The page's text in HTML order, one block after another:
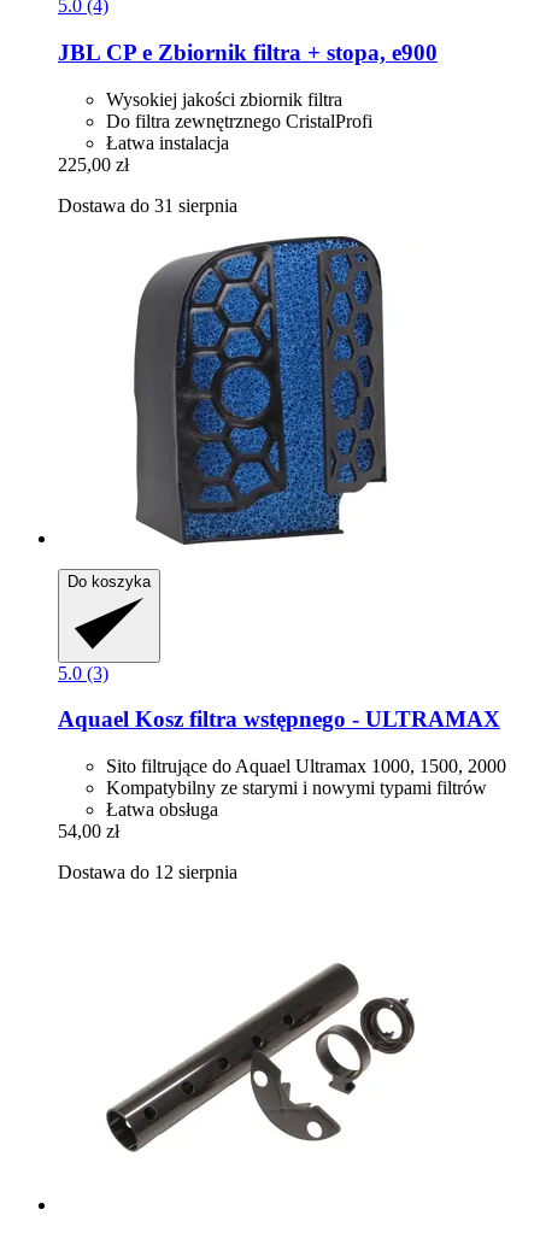
5.0 (4)
JBL CP e Zbiornik filtra + stopa, e900
Wysokiej jakości zbiornik filtra
Do filtra zewnętrznego CristalProfi
Łatwa instalacja
225,00 zł
Dostawa do 31 sierpnia
Do koszyka
5.0 (3)
Aquael Kosz filtra wstępnego -​ ULTRAMAX
Sito filtrujące do Aquael Ultramax 1000, 1500, 2000
Kompatybilny ze starymi i nowymi typami filtrów
Łatwa obsługa
54,00 zł
Dostawa do 12 sierpnia